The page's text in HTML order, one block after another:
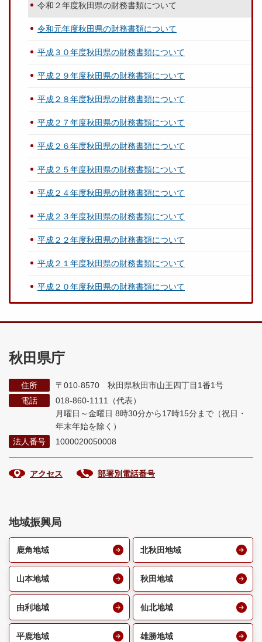
令和２年度秋田県の財務書類について
令和元年度秋田県の財務書類について
平成３０年度秋田県の財務書類について
平成２９年度秋田県の財務書類について
平成２８年度秋田県の財務書類について
平成２７年度秋田県の財務書類について
平成２６年度秋田県の財務書類について
平成２５年度秋田県の財務書類について
平成２４年度秋田県の財務書類について
平成２３年度秋田県の財務書類について
平成２２年度秋田県の財務書類について
平成２１年度秋田県の財務書類について
平成２０年度秋田県の財務書類について
秋田県庁
住所
〒010-8570 秋田県秋田市山王四丁目1番1号
電話
018-860-1111（代表）
月曜日～金曜日 8時30分から17時15分まで （祝日・
年末年始を除く）
法人番号
1000020050008
アクセス 部署別電話番号
地域振興局
鹿角地域 北秋田地域
山本地域 秋田地域
由利地域 仙北地域
平鹿地域 雄勝地域